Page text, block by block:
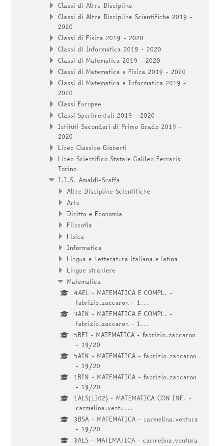
Classi di Altre Discipline
Classi di Altre Discipline Scientifiche 2019 -
2020
Classi di Fisica 2019 - 2020
Classi di Informatica 2019 - 2020
Classi di Matematica 2019 - 2020
Classi di Matematica e Fisica 2019 - 2020
Classi di Matematica e Informatica 2019 -
2020
Classi Europee
Classi Sperimentali 2019 - 2020
Istituti Secondari di Primo Grado 2019 -
2020
Liceo Classico Gioberti
Liceo Scientifico Statale Galileo Ferraris
Torino
I.I.S. Amaldi-Sraffa
Altre Discipline Scientifiche
Arte
Diritto e Economia
Filosofia
Fisica
Informatica
Lingua e Letteratura italiana e latina
Lingue straniere
Matematica
4AEL - MATEMATICA E COMPL. -
fabrizio.zaccaron - 1...
3AIN - MATEMATICA E COMPL. -
fabrizio.zaccaron - 1...
5BEI - MATEMATICA - fabrizio.zaccaron
- 19/20
5AIN - MATEMATICA - fabrizio.zaccaron
- 19/20
1BIN - MATEMATICA - fabrizio.zaccaron
- 19/20
1ALS(LI02) - MATEMATICA CON INF. -
carmelina.ventu...
3BSA - MATEMATICA - carmelina.ventura
- 19/20
3ALS - MATEMATICA - carmelina.ventura